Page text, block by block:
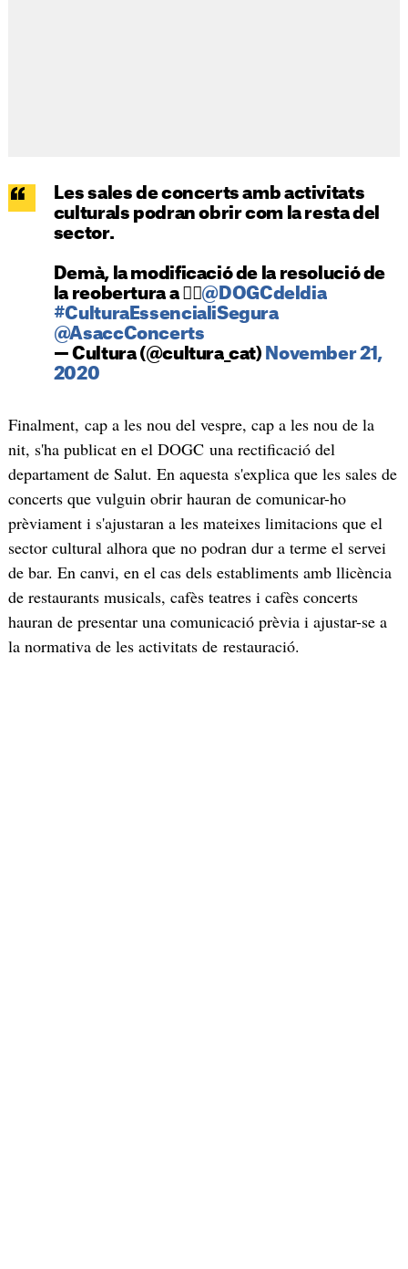
Les sales de concerts amb activitats
culturals podran obrir com la resta del
sector.
Demà, la modificació de la resolució de
la reobertura a 👉🏼 @DOGCdeldia
#CulturaEssencialiSegura
@AsaccConcerts
— Cultura (@cultura_cat) November 21,
2020
Finalment, cap a les nou del vespre, cap a les nou de la
nit, s'ha publicat en el DOGC una rectificació del
departament de Salut. En aquesta s'explica que les sales de
concerts que vulguin obrir hauran de comunicar-ho
prèviament i s'ajustaran a les mateixes limitacions que el
sector cultural alhora que no podran dur a terme el servei
de bar. En canvi, en el cas dels establiments amb llicència
de restaurants musicals, cafès teatres i cafès concerts
hauran de presentar una comunicació prèvia i ajustar-se a
la normativa de les activitats de restauració.